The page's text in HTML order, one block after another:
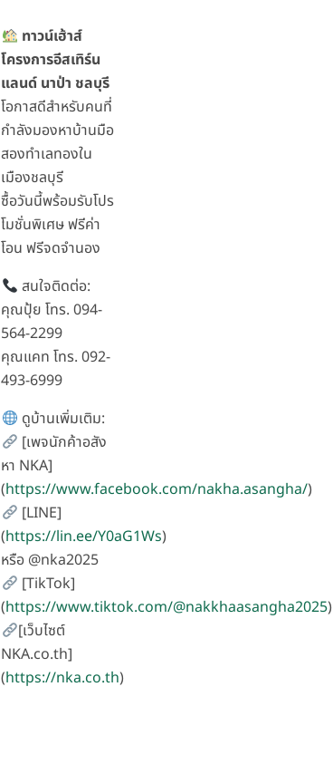
ทาวน์เฮ้าส์
โครงการอีสเทิร์น
แลนด์ นาป่า ชลบุรี
โอกาสดีสำหรับคนที่
กำลังมองหาบ้านมือ
สองทำเลทองใน
เมืองชลบุรี
ซื้อวันนี้พร้อมรับโปร
โมชั่นพิเศษ ฟรีค่า
โอน ฟรีจดจำนอง
สนใจติดต่อ:
คุณปุ้ย โทร. 094-
564-2299
คุณแคท โทร. 092-
493-6999
ดูบ้านเพิ่มเติม:
[เพจนักค้าอสัง
หา NKA]
(https://www.facebook.com/nakha.asangha/)
[LINE]
(https://lin.ee/Y0aG1Ws)
หรือ @nka2025
[TikTok]
(https://www.tiktok.com/@nakkhaasangha2025)
[เว็บไซต์
NKA.co.th]
(https://nka.co.th)